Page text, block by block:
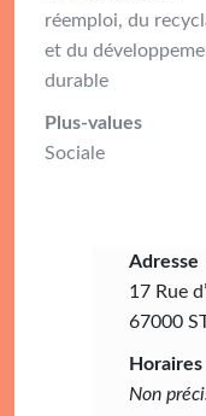
réemploi, du
et du
durable
Plus-values
Sociale
Adresse
17 Rue
67000
Non